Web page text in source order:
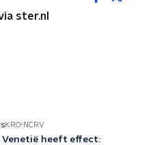
ster.nl
KRO-NCRV
Venetië heeft effect: